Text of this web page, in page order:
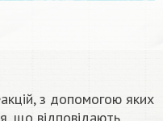
з допомогою яких